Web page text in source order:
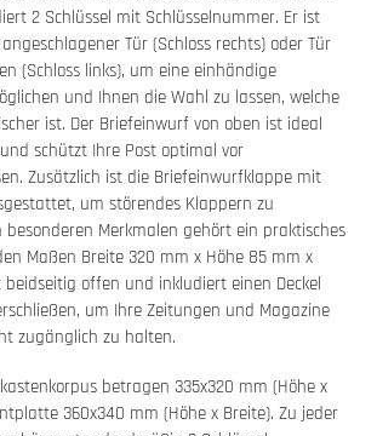
2 Schlüssel mit Schlüsselnummer. Er ist
Tür (Schloss rechts) oder Tür
(Schloss links), um eine einhändige
und Ihnen die Wahl zu lassen, welche
ist. Der Briefeinwurf von oben ist ideal
schützt Ihre Post optimal vor
Zusätzlich ist die Briefeinwurfklappe mit
um störendes Klappern zu
besonderen Merkmalen gehört ein praktisches
Maßen Breite 320 mm x Höhe 85 mm x
beidseitig offen und inkludiert einen Deckel
um Ihre Zeitungen und Magazine
zugänglich zu halten.
betragen 335x320 mm (Höhe x
360x340 mm (Höhe x Breite). Zu jeder